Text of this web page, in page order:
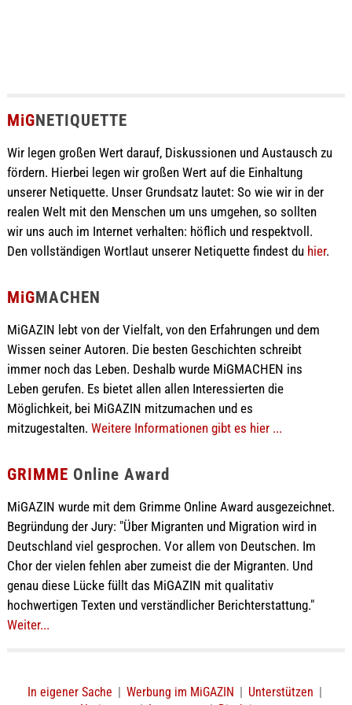
MiGNETIQUETTE
Wir legen großen Wert darauf, Diskussionen und Austausch zu
fördern. Hierbei legen wir großen Wert auf die Einhaltung
unserer Netiquette. Unser Grundsatz lautet: So wie wir in der
realen Welt mit den Menschen um uns umgehen, so sollten
wir uns auch im Internet verhalten: höflich und respektvoll.
Den vollständigen Wortlaut unserer Netiquette findest du hier.
MiGMACHEN
MiGAZIN lebt von der Vielfalt, von den Erfahrungen und dem
Wissen seiner Autoren. Die besten Geschichten schreibt
immer noch das Leben. Deshalb wurde MiGMACHEN ins
Leben gerufen. Es bietet allen allen Interessierten die
Möglichkeit, bei MiGAZIN mitzumachen und es
mitzugestalten. Weitere Informationen gibt es hier ...
GRIMME Online Award
MiGAZIN wurde mit dem Grimme Online Award ausgezeichnet.
Begründung der Jury: "Über Migranten und Migration wird in
Deutschland viel gesprochen. Vor allem von Deutschen. Im
Chor der vielen fehlen aber zumeist die der Migranten. Und
genau diese Lücke füllt das MiGAZIN mit qualitativ
hochwertigen Texten und verständlicher Berichterstattung."
Weiter...
In eigener Sache | Werbung im MiGAZIN | Unterstützen |